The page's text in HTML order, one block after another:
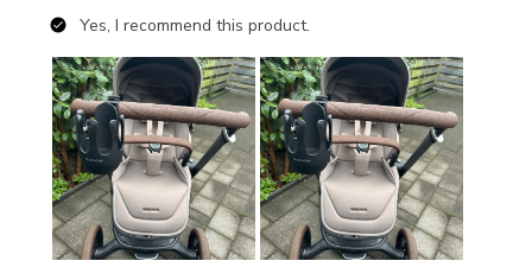
Yes, I recommend this product.